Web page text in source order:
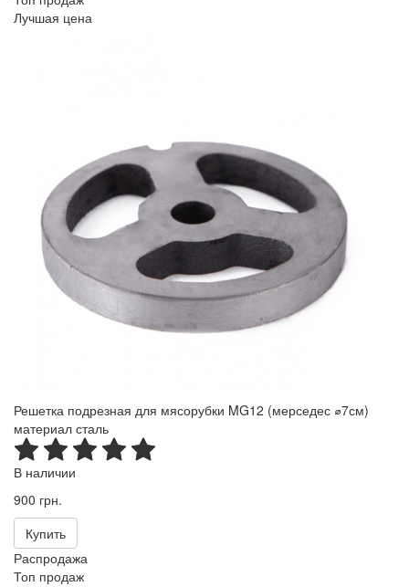
Лучшая цена
Решетка подрезная для мясорубки MG12 (мерседес ⌀7см)
материал сталь
В наличии
900 грн.
Купить
Распродажа
Топ продаж